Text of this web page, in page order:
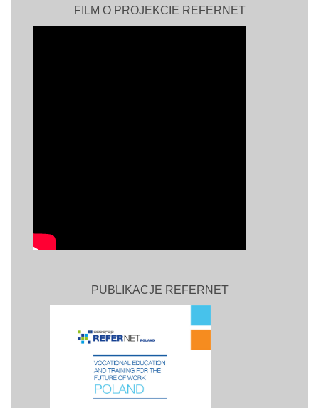
FILM O PROJEKCIE REFERNET
PUBLIKACJE REFERNET